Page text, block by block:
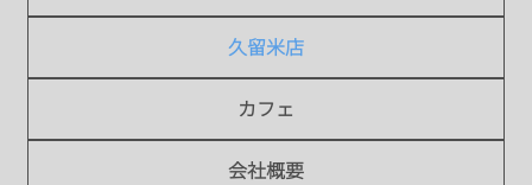
久留米店
カフェ
会社概要